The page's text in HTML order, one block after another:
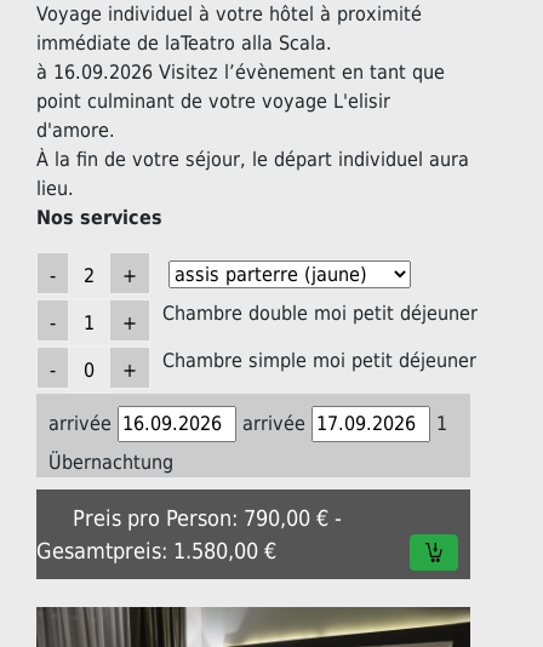
Voyage individuel à votre hôtel à proximité
immédiate de laTeatro alla Scala.
à 16.09.2026 Visitez l’évènement en tant que
point culminant de votre voyage L'elisir
d'amore.
À la fin de votre séjour, le départ individuel aura
lieu.
Nos services
Chambre double moi petit déjeuner
Chambre simple moi petit déjeuner
arrivée arrivée
1
Übernachtung
Preis pro Person: 790,00 € -
Gesamtpreis: 1.580,00 €